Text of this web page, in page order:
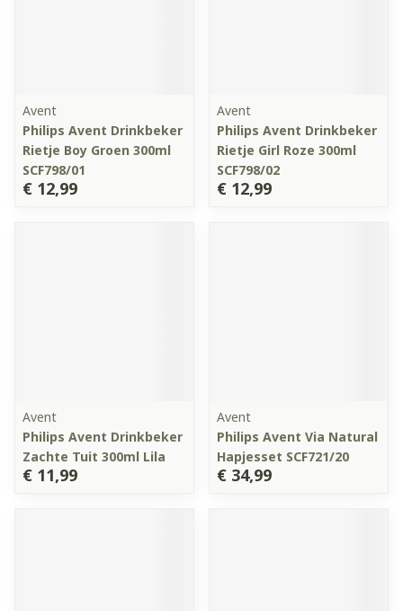
Avent
Philips Avent Drinkbeker
Rietje Boy Groen 300ml
SCF798/01
€ 12,99
Avent
Philips Avent Drinkbeker
Rietje Girl Roze 300ml
SCF798/02
€ 12,99
Avent
Philips Avent Drinkbeker
Zachte Tuit 300ml Lila
€ 11,99
Avent
Philips Avent Via Natural
Hapjesset SCF721/20
€ 34,99